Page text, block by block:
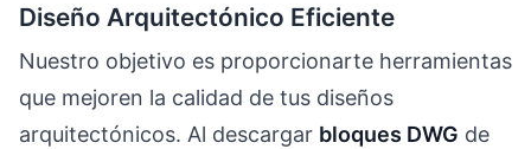
Diseño Arquitectónico Eficiente
Nuestro objetivo es proporcionarte herramientas
que mejoren la calidad de tus diseños
arquitectónicos. Al descargar bloques DWG de